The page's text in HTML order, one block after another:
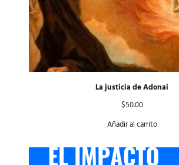
La justicia de Adonai
$50.00
Añadir al carrito